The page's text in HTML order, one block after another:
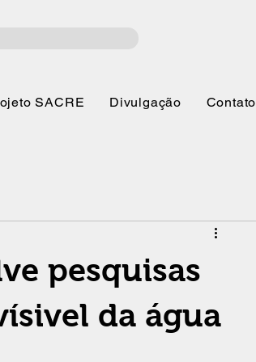
SACRE Divulgação Contato
pesquisas
da água